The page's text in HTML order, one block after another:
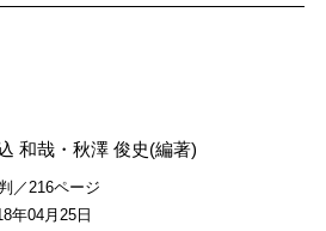
和哉 ・秋澤 俊史(編著)
／216ページ
年04月25日